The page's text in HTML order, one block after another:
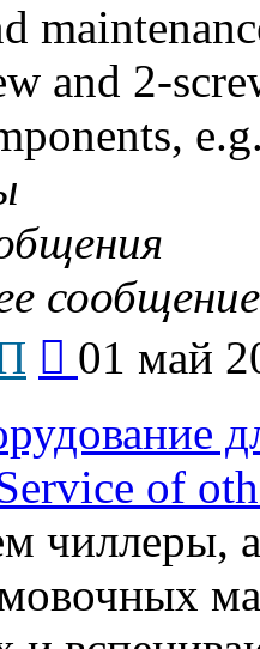
and 2-
сообщение
последнему
01 май
of
чиллеры,